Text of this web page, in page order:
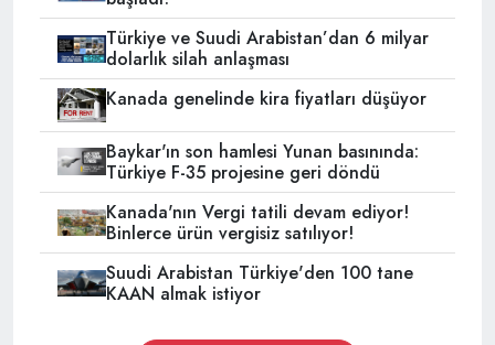
Türkiye ve Suudi Arabistan’dan 6 milyar
dolarlık silah anlaşması
Kanada genelinde kira fiyatları düşüyor
Baykar'ın son hamlesi Yunan basınında:
Türkiye F-35 projesine geri döndü
Kanada'nın Vergi tatili devam ediyor!
Binlerce ürün vergisiz satılıyor!
Suudi Arabistan Türkiye'den 100 tane
KAAN almak istiyor